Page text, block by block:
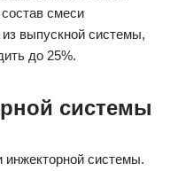
смеси
выпускной системы,
до 25%.
системы
инжекторной системы.